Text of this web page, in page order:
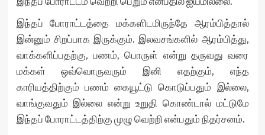
இந்தப் போராட்டத்தை மக்களிடமிருந்தே ஆரம்பித்தால்
இன்னும் சிறப்பாக இருக்கும். இலவசங்களில் ஆரம்பித்து,
வாக்களிப்பதற்கு, பணம், பொருள் என்று தருவது வரை
மக்கள் ஒவ்வொருவரும் இனி எதற்கும், எந்த
காரியத்திற்கும் பணம் கையூட்டு கொடுப்பதும் இல்லை,
வாங்குவதும் இல்லை என்று உறுதி கொண்டால் மட்டுமே
இந்தப் போராட்டத்திற்கு முழு வெற்றி என்பதும் நிதர்சனம்.